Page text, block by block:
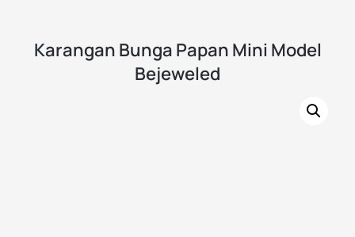
Karangan Bunga Papan Mini Model
Bejeweled